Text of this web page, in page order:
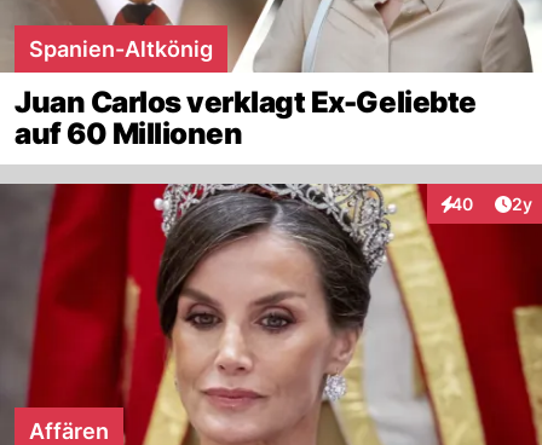
Spanien-Altkönig
Juan Carlos verklagt Ex-Geliebte
auf 60 Millionen
40
Interaktionen
2y
Affären